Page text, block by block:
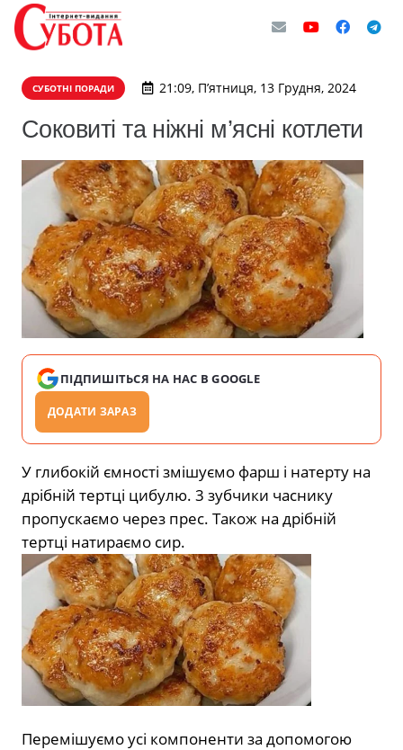
СУБОТНІ ПОРАДИ 21:09, П’ятниця, 13 Грудня, 2024
Соковиті та ніжні м’ясні котлети
ПІДПИШІТЬСЯ НА НАС В GOOGLE
ДОДАТИ ЗАРАЗ
У глибокій ємності змішуємо фарш і натерту на
дрібній тертці цибулю. 3 зубчики часнику
пропускаємо через прес. Також на дрібній
тертці натираємо сир.
Перемішуємо усі компоненти за допомогою